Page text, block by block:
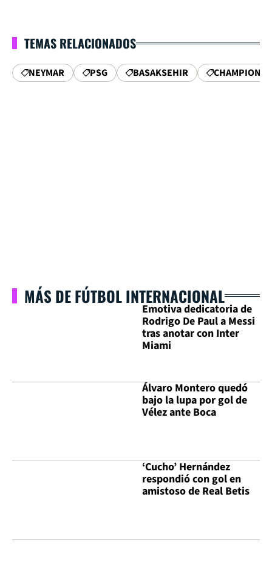
TEMAS RELACIONADOS
NEYMAR PSG BASAKSEHIR CHAMPIONS
MÁS DE FÚTBOL INTERNACIONAL
Emotiva dedicatoria de
Rodrigo De Paul a Messi
tras anotar con Inter
Miami
Álvaro Montero quedó
bajo la lupa por gol de
Vélez ante Boca
‘Cucho’ Hernández
respondió con gol en
amistoso de Real Betis